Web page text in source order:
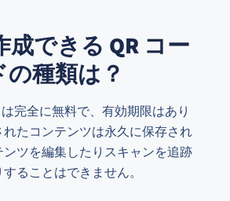
成できる QR コー
の種類は？
完全に無料で、有効期限はあり
れたコンテンツは永久に保存され
ンツを編集したりスキャンを追跡
することはできません。